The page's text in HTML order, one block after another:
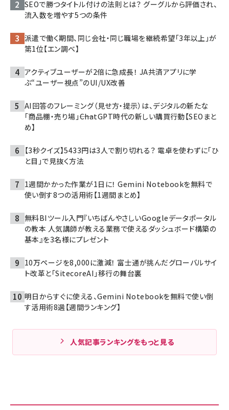
SEOで勝つタイトル付けの法則とは？ グーグルから評価され、
流入数を増やす5つの条件
派遣で働く期間、同じ会社・同じ職場を継続希望「3年以上」が
第1位【エン調べ】
アクティブユーザーが2倍に急成長！ JA共済アプリに学
ぶ“ユーザー視点”のUI/UX改善
AI回答のフレーミング（見せ方・提示）は、デジタルの新たな
「商品棚・売り場」――ChatGPT時代の新しい購買行動【SEOまと
め】
【3秒クイズ】5433円は3人で割り切れる？ 電卓を使わずに「ひ
と目」で見抜く方法
1週間かかった作業が1日に！ Gemini Notebookを無料で
使い倒す8つの活用術【1週間まとめ】
無料BIツール入門『いちばんやさしいGoogleデータポータル
の教本 人気講師が教える業務で使えるダッシュボード構築の
基本』を3名様にプレゼント
10万ページを8,000に激減！ 富士通が挑んだグローバルサイ
ト改革と「SitecoreAI」移行の舞台裏
明日からすぐに使える、Gemini Notebookを無料で使い倒
す活用術8選【週間ランキング】
人気記事ランキングをもっと見る